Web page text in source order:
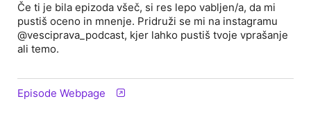
Če ti je bila epizoda všeč, si res lepo vabljen/a, da mi
pustiš oceno in mnenje. Pridruži se mi na instagramu
@vesciprava_podcast, kjer lahko pustiš tvoje vprašanje
ali temo.
Episode Webpage